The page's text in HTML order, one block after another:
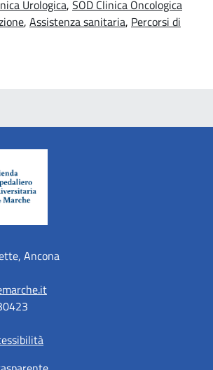
Urologica, SOD Clinica Oncologica
, Assistenza sanitaria, Percorsi di
Ancona